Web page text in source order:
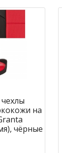
на
чёрные